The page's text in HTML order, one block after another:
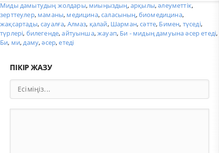
Миды дамытудың жолдары, миыңыздың,арқылы,әлеуметтік,
зерттеулер, маманы, медицина,саласының,биомедицина,
жақсартады,сауалға, Алмаз, қалай, Шарман,сәтте, Бимен, түседі,
түрлері, билегенде,айтуынша,жауап, Би - мидың дамуына әсер етеді,
Би, ми, даму,әсер,етеді
ПІКІР ЖАЗУ